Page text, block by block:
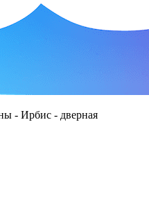
- Ирбис - дверная